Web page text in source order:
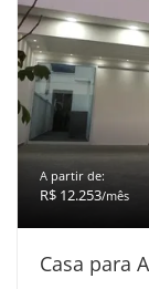
A partir de:
R$ 12.253/mês
Casa para